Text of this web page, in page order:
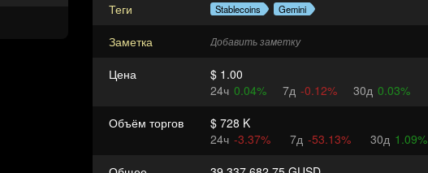
Теги
Stablecoins Gemini
Заметка Добавить заметку
Цена
$ 1.00
24ч 0.04% 7д -0.12% 30д 0.03%
Объём торгов
$ 728 K
24ч -3.37% 7д -53.13% 30д 1.09%